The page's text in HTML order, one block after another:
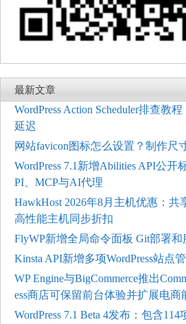
最新文章
WordPress Action Scheduler排查教
延迟
网站favicon图标怎么设置？制作尺
WordPress 7.1新增Abilities API公开
PI、MCP与AI代理
HawkHost 2026年8月主机优惠：共
高性能主机同步折扣
FlyWP新增全局命令面板 Git部署
Kinsta API新增多项WordPress站点
WP Engine与BigCommerce推出
ess商店可保留前台体验并扩展电商
WordPress 7.1 Beta 4发布：包含